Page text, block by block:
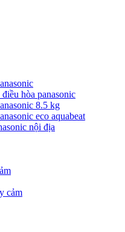
hòa panasonic
8.5 kg
eco aquabeat
nội địa
cảm